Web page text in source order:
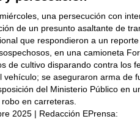
una persecución con
de un presunto asaltante de
que respondieron a un
en una camioneta
de cultivo disparando contra los
vehículo; se aseguraron arma de
del Ministerio Público en
en carreteras.
2025 | Redacción EPrensa: